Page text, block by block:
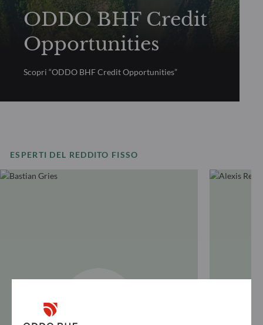
ODDO BHF Credit
Opportunities
Scopri “ODDO BHF Credit Opportunities”
ESPERTI DEL REDDITO FISSO